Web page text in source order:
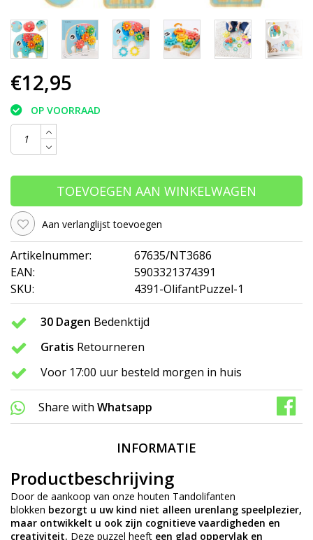
€12,95
OP VOORRAAD
TOEVOEGEN AAN WINKELWAGEN
Aan verlanglijst toevoegen
Artikelnummer:
67635/NT3686
EAN:
5903321374391
SKU:
4391-OlifantPuzzel-1
30 Dagen Bedenktijd
Gratis Retourneren
Voor 17:00 uur besteld morgen in huis
Share with Whatsapp
INFORMATIE
Productbeschrijving
Door de aankoop van onze houten Tandolifanten
blokken bezorgt u uw kind niet alleen urenlang speelplezier,
maar ontwikkelt u ook zijn cognitieve vaardigheden en
creativiteit. Deze puzzel heeft een glad oppervlak en